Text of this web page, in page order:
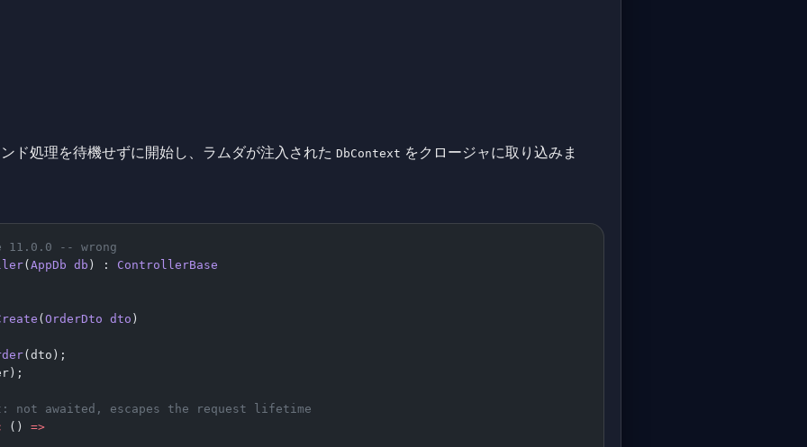
ド処理を待機せずに開始し、ラムダが注入された DbContext をクロージャに取り込みま
11.0.0 -- wrong
(AppDb db ) : ControllerBase
(OrderDto dto )
(dto);
not awaited, escapes the request lifetime
() =>